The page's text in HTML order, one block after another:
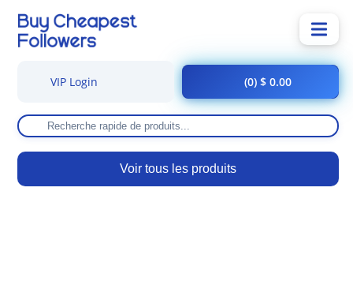
Voir tous les produits
VIP Login (0) $ 0.00